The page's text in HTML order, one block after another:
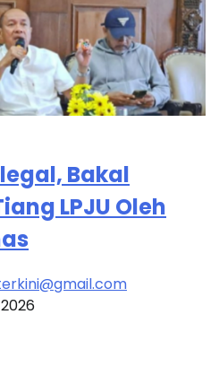
Bakal
LPJU Oleh